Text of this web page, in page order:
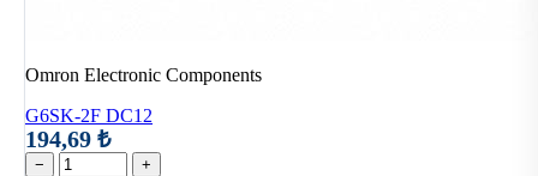
Omron Electronic Components
G6SK-2F DC12
194,69 ₺
− +